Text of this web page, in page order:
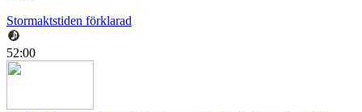
Stormaktstiden förklarad
52:00